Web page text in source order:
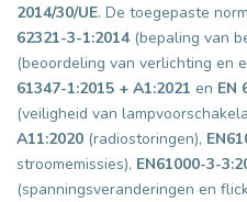
2014/30/UE. De toegepaste
62321-3-1:2014(bepaling van
(beoordeling van verlichting en
61347-1:2015 + A1:2021 en EN
(veiligheid van
A11:2020 (radiostoringen),
stroomemissies), EN61000-3-
(spanningsveranderingen en